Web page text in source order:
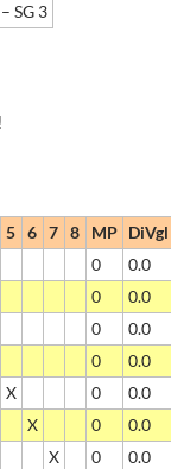
SG 3
5 6 7 8 MP DiVgl
0
0.0
0
0.0
0
0.0
0
0.0
X 0
0.0
X 0
0.0
X 0
0.0